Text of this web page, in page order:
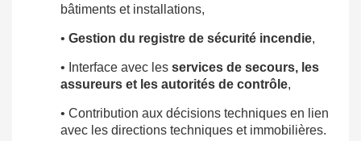
bâtiments et installations,
• Gestion du registre de sécurité incendie,
• Interface avec les services de secours, les
assureurs et les autorités de contrôle,
• Contribution aux décisions techniques en lien
avec les directions techniques et immobilières.